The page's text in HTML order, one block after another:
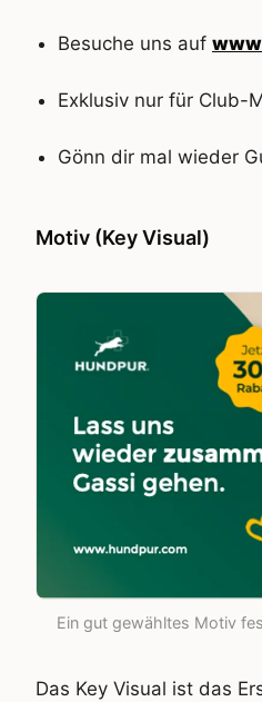
Besuche uns auf
Exklusiv nur für Club-
Gönn dir mal wieder
Motiv (Key Visual)
Ein gut gewähltes Motiv
Das Key Visual ist das